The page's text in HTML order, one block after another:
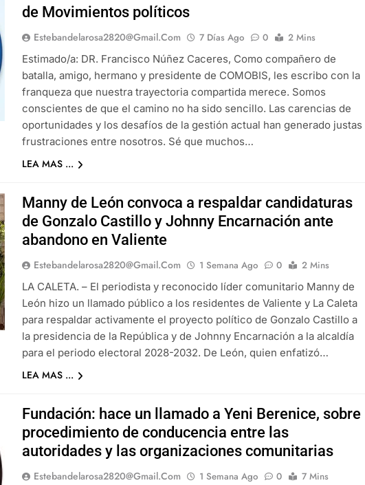
de Movimientos políticos
Estebandelarosa2820@gmail.com 7 Días Ago 0
2 Mins
Estimado/a: DR. Francisco Núñez Caceres, Como compañero de
batalla, amigo, hermano y presidente de COMOBIS, les escribo con la
franqueza que nuestra trayectoria compartida merece. Somos
conscientes de que el camino no ha sido sencillo. Las carencias de
oportunidades y los desafíos de la gestión actual han generado justas
frustraciones entre nosotros. Sé que muchos…
LEA MAS ...
Manny de León convoca a respaldar candidaturas
de Gonzalo Castillo y Johnny Encarnación ante
abandono en Valiente
Estebandelarosa2820@gmail.com 1 Semana Ago 0
2 Mins
LA CALETA. – El periodista y reconocido líder comunitario Manny de
León hizo un llamado público a los residentes de Valiente y La Caleta
para respaldar activamente el proyecto político de Gonzalo Castillo a
la presidencia de la República y de Johnny Encarnación a la alcaldía
para el periodo electoral 2028-2032. De León, quien enfatizó…
LEA MAS ...
Fundación: hace un llamado a Yeni Berenice, sobre
procedimiento de conducencia entre las
autoridades y las organizaciones comunitarias
Estebandelarosa2820@gmail.com 1 Semana Ago 0
7 Mins